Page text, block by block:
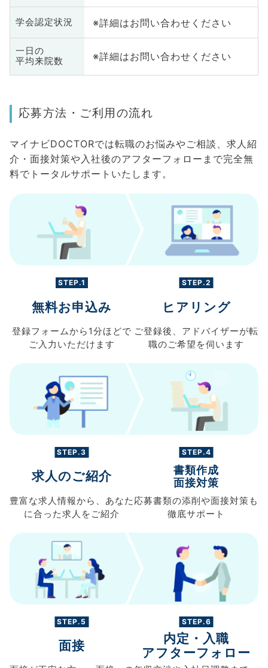
学会認定状況 ※詳細はお問い合わせください
一日の
平均来院数
※詳細はお問い合わせください
応募方法・ご利用の流れ
マイナビDOCTORでは転職のお悩みやご相談、求人紹
介・面接対策や入社後のアフターフォローまで完全無
料でトータルサポートいたします。
STEP.1
無料お申込み
登録フォームから 1分ほどで
ご入力 いただけます
STEP.2
ヒアリング
ご登録後、 アドバイザーが転
職のご希望を伺います
STEP.3
求人のご紹介
豊富な求人情報から、 あなた
に合った求人を ご紹介
STEP.4
書類作成
面接対策
応募書類の添削や面接対策も
徹底サポート
STEP.5
面接
STEP.6
内定・入職
アフターフォロー